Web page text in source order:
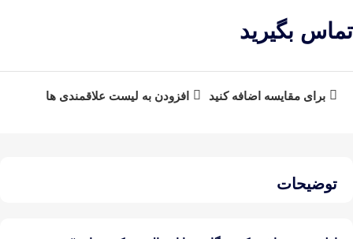
تماس بگیرید
برای مقایسه اضافه کنید افزودن به لیست علاقمندی ها
توضیحات